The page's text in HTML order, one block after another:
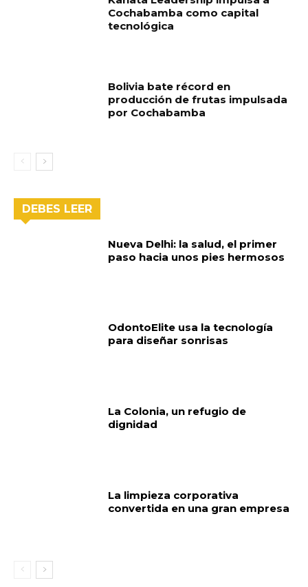
Cochabamba como capital
tecnológica
Bolivia bate récord en
producción de frutas impulsada
por Cochabamba
DEBES LEER
Nueva Delhi: la salud, el primer
paso hacia unos pies hermosos
OdontoElite usa la tecnología
para diseñar sonrisas
La Colonia, un refugio de
dignidad
La limpieza corporativa
convertida en una gran empresa